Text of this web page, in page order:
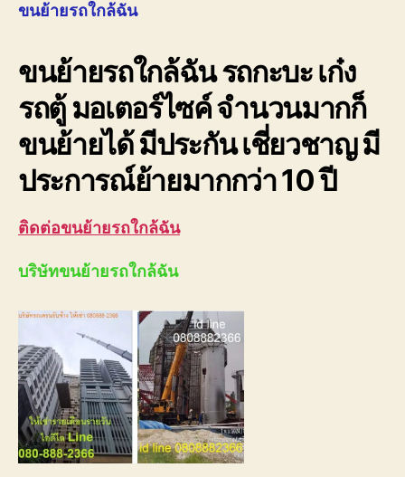
ขนย้ายรถใกล้ฉัน
ขนย้ายรถใกล้ฉัน รถกะบะ เก๋ง
รถตู้ มอเตอร์ไซค์ จำนวนมากก็
ขนย้ายได้ มีประกัน เชี่ยวชาญ มี
ประการณ์ย้ายมากกว่า 10 ปี
ติดต่อขนย้ายรถใกล้ฉัน
บริษัทขนย้ายรถใกล้ฉัน